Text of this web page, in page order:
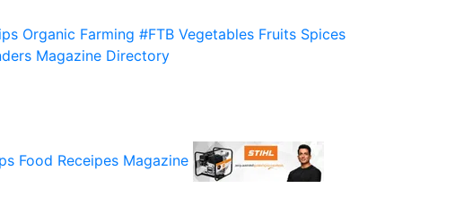
Organic Farming #FTB Vegetables Fruits Spices
Magazine Directory
Food Receipes Magazine